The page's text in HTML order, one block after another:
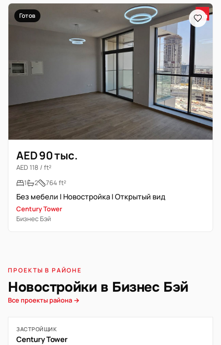
Готов
AED 90 тыс.
AED 118 / ft²
1
2 764 ft²
Без мебели | Новостройка | Открытый вид
Century Tower
Бизнес Бэй
ПРОЕКТЫ В РАЙОНЕ
Новостройки в Бизнес Бэй
Все проекты района →
ЗАСТРОЙЩИК
Century Tower